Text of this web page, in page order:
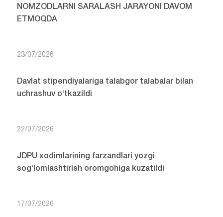
NOMZODLARNI SARALASH JARAYONI DAVOM
ETMOQDA
23/07/2026
Davlat stipendiyalariga talabgor talabalar bilan
uchrashuv o‘tkazildi
22/07/2026
JDPU xodimlarining farzandlari yozgi
sog‘lomlashtirish oromgohiga kuzatildi
17/07/2026